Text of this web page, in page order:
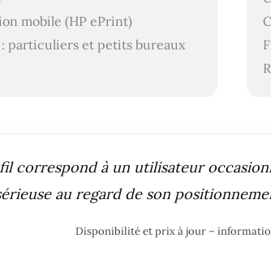
mobile (HP ePrint)
: particuliers et petits bureaux
correspond à un utilisateur
au regard de son
Disponibilité et prix à jour –